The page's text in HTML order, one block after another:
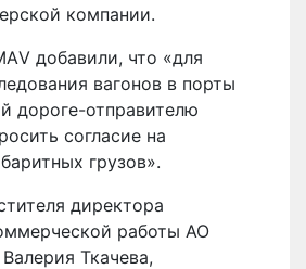
компании.
добавили, что «для
вагонов в порты
дороге-отправителю
согласие на
грузов».
директора
работы АО
Ткачева,